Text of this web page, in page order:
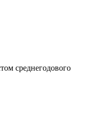
среднегодового